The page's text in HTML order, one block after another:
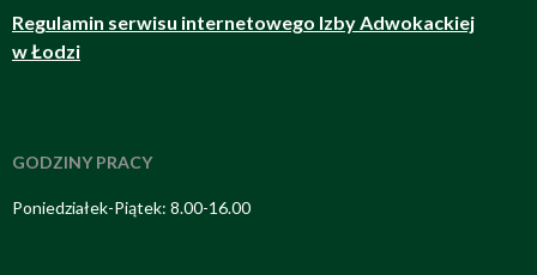
Regulamin serwisu internetowego Izby Adwokackiej
w Łodzi
GODZINY PRACY
Poniedziałek-Piątek: 8.00-16.00